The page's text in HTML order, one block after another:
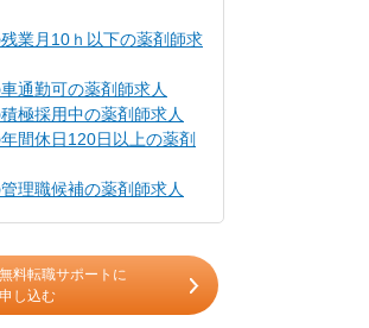
業月10ｈ以下の薬剤師求
通勤可の薬剤師求人
極採用中の薬剤師求人
間休日120日以上の薬剤
理職候補の薬剤師求人
無料転職サポートに
申し込む